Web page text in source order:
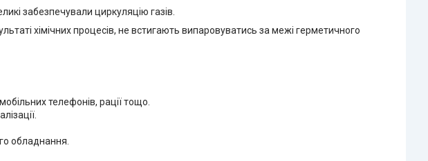
забезпечували циркуляцію газів.
хімічних процесів, не встигають випаровуватись за межі герметичного
телефонів, рації тощо.
обладнання.